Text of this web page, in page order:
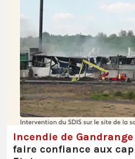
Incendie de Gandrange
faire confiance aux